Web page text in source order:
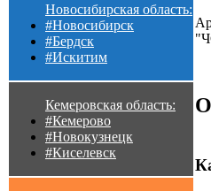
Новосибирская область:
#Новосибирск
#Бердск
#Искитим
Кемеровская область:
#Кемерово
#Новокузнецк
#Киселевск